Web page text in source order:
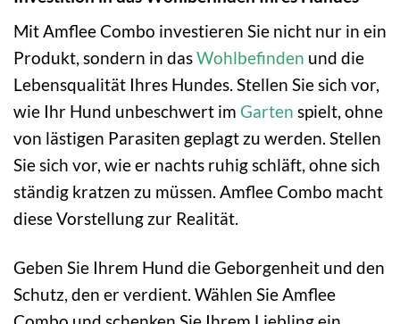
Mit Amflee Combo investieren Sie nicht nur in ein
Produkt, sondern in dasWohlbefinden und die
Lebensqualität Ihres Hundes. Stellen Sie sich vor,
wie Ihr Hund unbeschwert im Garten spielt, ohne
von lästigen Parasiten geplagt zu werden. Stellen
Sie sich vor, wie er nachts ruhig schläft, ohne sich
ständig kratzen zu müssen. Amflee Combo macht
diese Vorstellung zur Realität.
Geben Sie Ihrem Hund die Geborgenheit und den
Schutz, den er verdient. Wählen Sie Amflee